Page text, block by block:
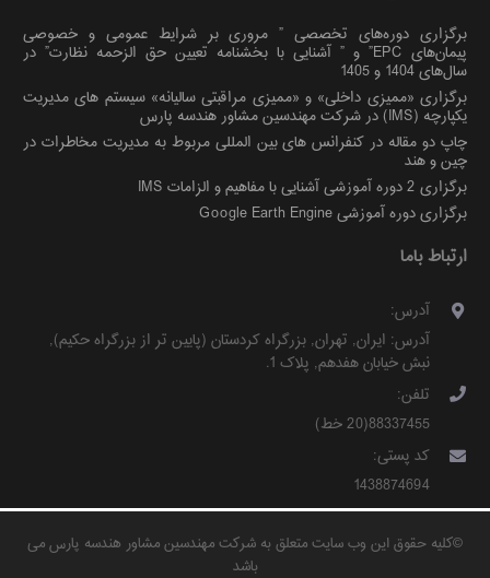
برگزاری دوره‌های تخصصی ” مروری بر شرایط عمومی و خصوصی
پیمان‌های EPC” و ” آشنایی با بخشنامه تعیین حق الزحمه نظارت” در
سال‌های 1404 و 1405
برگزاری «ممیزی داخلی» و «ممیزی مراقبتی سالیانه» سیستم های مدیریت
یکپارچه (IMS) در شرکت مهندسین مشاور هندسه پارس
چاپ دو مقاله در کنفرانس های بین المللی مربوط به مدیریت مخاطرات در
چین و هند
برگزاری 2 دوره آموزشی آشنایی با مفاهیم و الزامات IMS
برگزاری دوره آموزشی Google Earth Engine
ارتباط باما
آدرس:
آدرس: ایران, تهران, بزرگراه کردستان (پایین تر از بزرگراه حکیم),
نبش خیابان هفدهم, پلاک 1 .
تلفن:
88337455(20 خط)
کد پستی:
1438874694
©کلیه حقوق این وب سایت متعلق به شرکت مهندسین مشاور هندسه پارس می
باشد